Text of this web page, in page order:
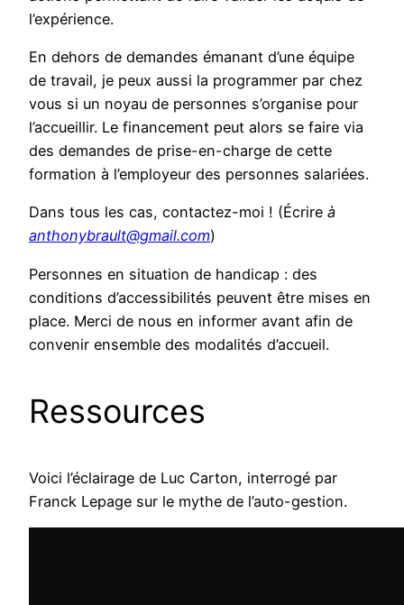
l’expérience.
En dehors de demandes émanant d’une équipe
de travail, je peux aussi la programmer par chez
vous si un noyau de personnes s’organise pour
l’accueillir. Le financement peut alors se faire via
des demandes de prise-en-charge de cette
formation à l’employeur des personnes salariées.
Dans tous les cas, contactez-moi ! (Écrire à
anthonybrault@gmail.com)
Personnes en situation de handicap : des
conditions d’accessibilités peuvent être mises en
place. Merci de nous en informer avant afin de
convenir ensemble des modalités d’accueil.
Ressources
Voici l’éclairage de Luc Carton, interrogé par
Franck Lepage sur le mythe de l’auto-gestion.